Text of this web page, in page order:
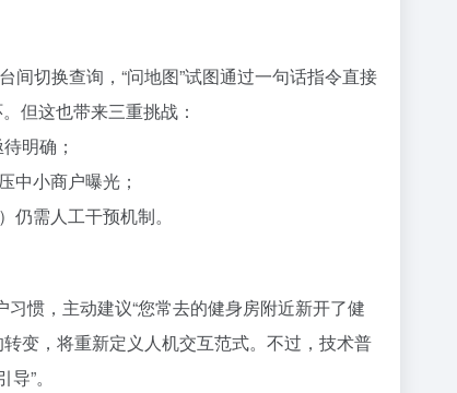
切换查询，“问地图”试图通过一句话指令直接
但这也带来三重挑战：
明确；
中小商户曝光；
仍需人工干预机制。
惯，主动建议“您常去的健身房附近新开了健
变，将重新定义人机交互范式。不过，技术普
”。